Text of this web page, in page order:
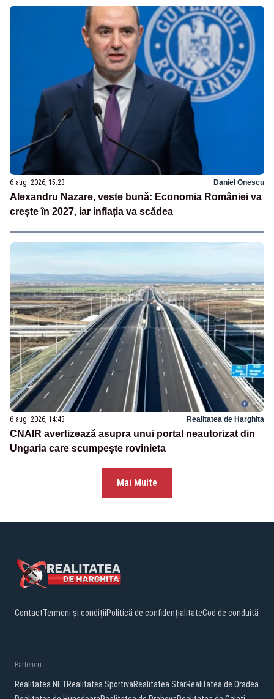
6 aug. 2026, 15:23 Daniel Onescu
Alexandru Nazare, veste bună: Economia României va
crește în 2027, iar inflația va scădea
6 aug. 2026, 14:43 Realitatea de Harghita
CNAIR avertizează asupra unui portal neautorizat din
Ungaria care scumpește rovinieta
Mai Multe
ContactTermeni și condițiiPolitică de confidențialitateCod de conduită
Parteneri:
Realitatea.NETRealitatea SportivaRealitatea StarRealitatea de Oradea